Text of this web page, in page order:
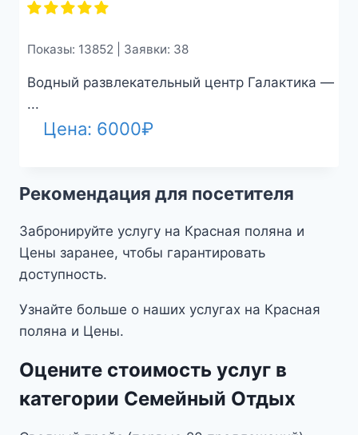
Показы: 13852 | Заявки: 38
Водный развлекательный центр Галактика —
...
Цена: 6000₽
Рекомендация для посетителя
Забронируйте услугу на Красная поляна и
Цены заранее, чтобы гарантировать
доступность.
Узнайте больше о наших услугах на Красная
поляна и Цены.
Оцените стоимость услуг в
категории Семейный Отдых